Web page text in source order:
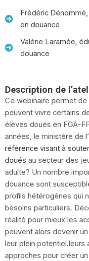
Frédéric
en douance
Valérie Laramée,
douance
Description de
Ce webinaire permet
peuvent vivre certains
élèves doués en FGA-
années, le ministère de
référence visant à
doués au secteur des
adulte? Un nombre
douance sont
profils hétérogènes qui
besoins particuliers.
réalité pour mieux les
peuvent alors devenir
leur plein potentiel.leurs
approches pour créer